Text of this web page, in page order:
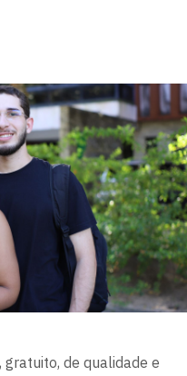
de qualidade e